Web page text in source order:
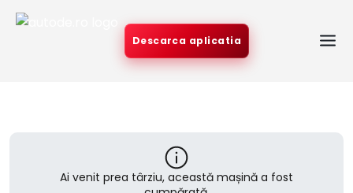
Descarca aplicatia
Ai venit prea târziu, această mașină a fost